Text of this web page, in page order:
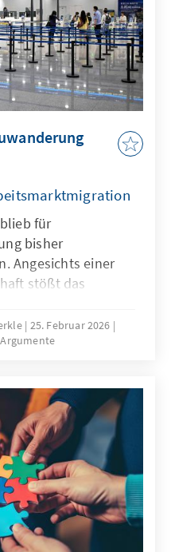
für
bisher
Angesichts einer
stößt das
Anwerbung
auf
mit China ein
Wettbewerb
25. Februar 2026